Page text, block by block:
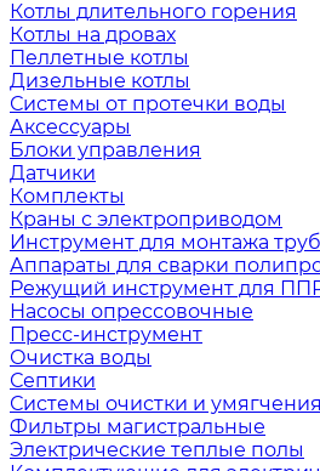
Котлы длительного горения
Котлы на дровах
Пеллетные котлы
Дизельные котлы
Системы от протечки воды
Аксессуары
Блоки управления
Датчики
Комплекты
Краны с электроприводом
Инструмент для монтажа труб
Аппараты для сварки
Режущий инструмент для
Насосы опрессовочные
Пресс-инструмент
Очистка воды
Септики
Системы очистки и
Фильтры магистральные
Электрические теплые полы